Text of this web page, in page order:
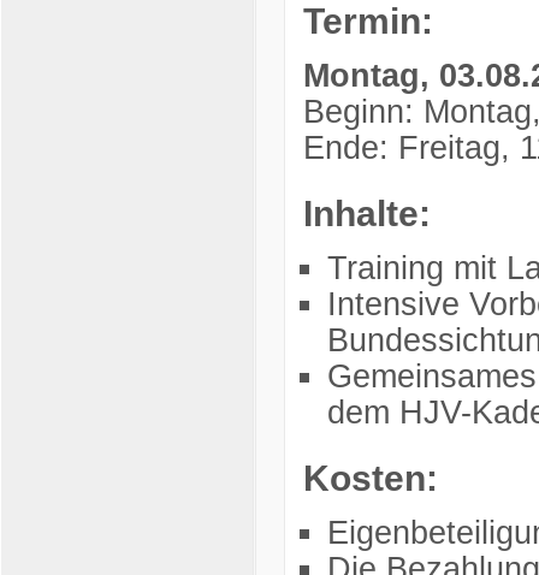
Termin:
Montag,
Beginn:
Ende: Freitag,
Inhalte:
Training mit
Intensive
dem HJV-
Kosten: